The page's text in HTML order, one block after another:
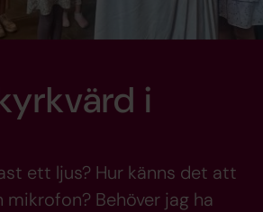
i
ett ljus? Hur känns det att
mikrofon? Behöver jag ha